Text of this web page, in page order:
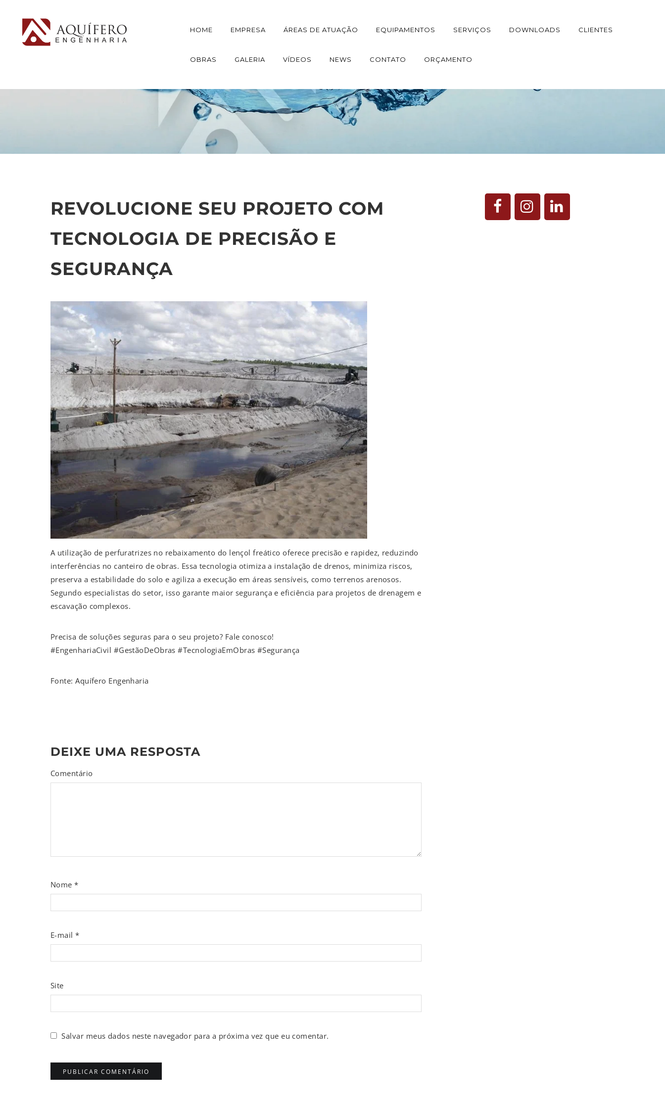
HOME EMPRESA ÁREAS DE ATUAÇÃO EQUIPAMENTOS SERVIÇOS DOWNLOADS CLIENTES
OBRAS GALERIA VÍDEOS NEWS CONTATO ORÇAMENTO
REVOLUCIONE SEU PROJETO COM
TECNOLOGIA DE PRECISÃO E
SEGURANÇA
A utilização de perfuratrizes no rebaixamento do lençol freático oferece precisão e rapidez, reduzindo
interferências no canteiro de obras. Essa tecnologia otimiza a instalação de drenos, minimiza riscos,
preserva a estabilidade do solo e agiliza a execução em áreas sensíveis, como terrenos arenosos.
Segundo especialistas do setor, isso garante maior segurança e eficiência para projetos de drenagem e
escavação complexos.
Precisa de soluções seguras para o seu projeto? Fale conosco!
#EngenhariaCivil #GestãoDeObras #TecnologiaEmObras #Segurança
Fonte: Aquífero Engenharia
DEIXE UMA RESPOSTA
Comentário
Nome*
E-mail*
Site
Salvar meus dados neste navegador para a próxima vez que eu comentar.